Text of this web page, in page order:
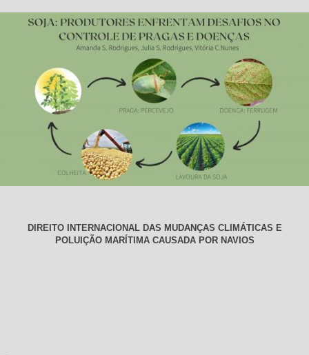
DIREITO INTERNACIONAL DAS MUDANÇAS CLIMÁTICAS E
POLUIÇÃO MARÍTIMA CAUSADA POR NAVIOS